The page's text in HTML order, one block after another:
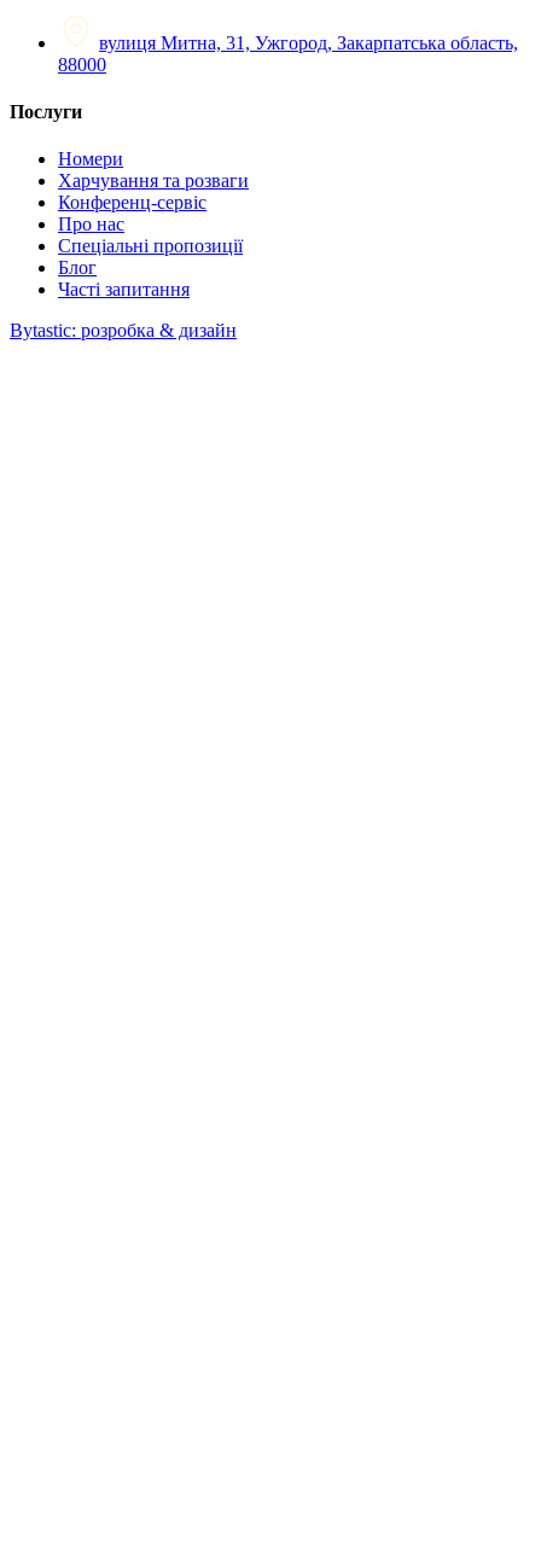
вулиця Митна, 31, Ужгород, Закарпатська область,
88000
Послуги
Номери
Харчування та розваги
Конференц-сервіс
Про нас
Спеціальні пропозиції
Блог
Часті запитання
Bytastic: розробка & дизайн